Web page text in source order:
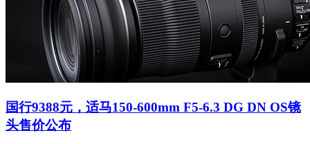
国行9388元，适马150-600mm F5-6.3 DG DN OS镜
头售价公布